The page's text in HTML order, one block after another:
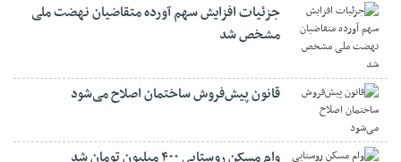
جزئیات افزایش سهم آورده متقاضیان نهضت ملی
مشخص شد
قانون پیش‌فروش ساختمان اصلاح می‌شود